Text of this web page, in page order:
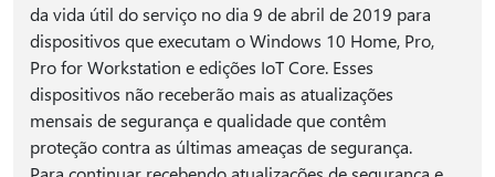
da vida útil do serviço no dia 9 de abril de 2019 para
dispositivos que executam o Windows 10 Home, Pro,
Pro for Workstation e edições IoT Core. Esses
dispositivos não receberão mais as atualizações
mensais de segurança e qualidade que contêm
proteção contra as últimas ameaças de segurança.